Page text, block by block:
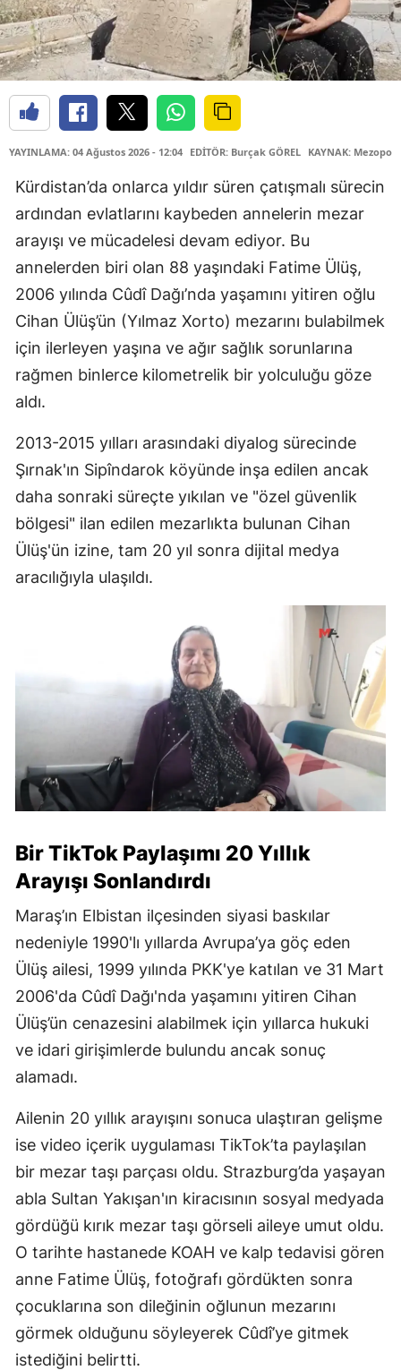
YAYINLAMA: 04 Ağustos 2026 - 12:04 EDİTÖR: Burçak GÖREL KAYNAK:
Kürdistan’da onlarca yıldır süren çatışmalı sürecin
ardından evlatlarını kaybeden annelerin mezar
arayışı ve mücadelesi devam ediyor. Bu
annelerden biri olan 88 yaşındaki Fatime Ülüş,
2006 yılında Cûdî Dağı’nda yaşamını yitiren oğlu
Cihan Ülüş’ün (Yılmaz Xorto) mezarını bulabilmek
için ilerleyen yaşına ve ağır sağlık sorunlarına
rağmen binlerce kilometrelik bir yolculuğu göze
aldı.
2013-2015 yılları arasındaki diyalog sürecinde
Şırnak'ın Sipîndarok köyünde inşa edilen ancak
daha sonraki süreçte yıkılan ve "özel güvenlik
bölgesi" ilan edilen mezarlıkta bulunan Cihan
Ülüş'ün izine, tam 20 yıl sonra dijital medya
aracılığıyla ulaşıldı.
Bir TikTok Paylaşımı 20 Yıllık
Arayışı Sonlandırdı
Maraş’ın Elbistan ilçesinden siyasi baskılar
nedeniyle 1990'lı yıllarda Avrupa’ya göç eden
Ülüş ailesi, 1999 yılında PKK'ye katılan ve 31 Mart
2006'da Cûdî Dağı'nda yaşamını yitiren Cihan
Ülüş’ün cenazesini alabilmek için yıllarca hukuki
ve idari girişimlerde bulundu ancak sonuç
alamadı.
Ailenin 20 yıllık arayışını sonuca ulaştıran gelişme
ise video içerik uygulaması TikTok’ta paylaşılan
bir mezar taşı parçası oldu. Strazburg’da yaşayan
abla Sultan Yakışan'ın kiracısının sosyal medyada
gördüğü kırık mezar taşı görseli aileye umut oldu.
O tarihte hastanede KOAH ve kalp tedavisi gören
anne Fatime Ülüş, fotoğrafı gördükten sonra
çocuklarına son dileğinin oğlunun mezarını
görmek olduğunu söyleyerek Cûdî’ye gitmek
istediğini belirtti.